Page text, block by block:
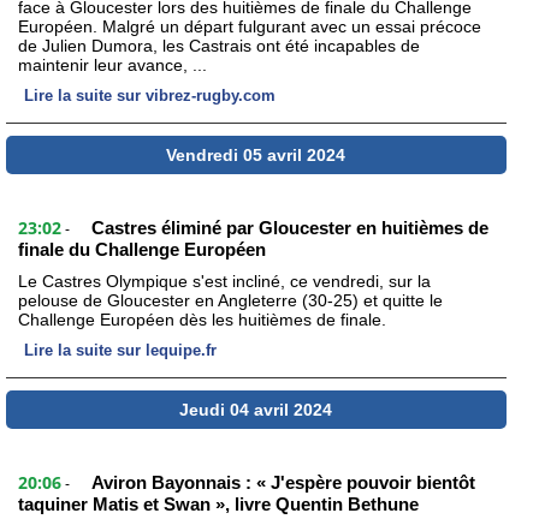
face à Gloucester lors des huitièmes de finale du Challenge
Européen. Malgré un départ fulgurant avec un essai précoce
de Julien Dumora, les Castrais ont été incapables de
maintenir leur avance, ...
Lire la suite sur vibrez-rugby.com
Vendredi 05 avril 2024
23:02 -
Castres éliminé par Gloucester en huitièmes de
finale du Challenge Européen
Le Castres Olympique s'est incliné, ce vendredi, sur la
pelouse de Gloucester en Angleterre (30-25) et quitte le
Challenge Européen dès les huitièmes de finale.
Lire la suite sur lequipe.fr
Jeudi 04 avril 2024
20:06 -
Aviron Bayonnais : « J'espère pouvoir bientôt
taquiner Matis et Swan », livre Quentin Bethune